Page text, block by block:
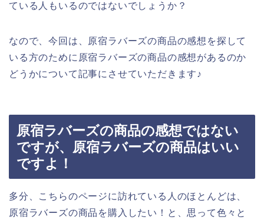
ている人もいるのではないでしょうか？
なので、今回は、原宿ラバーズの商品の感想を探して
いる方のために原宿ラバーズの商品の感想があるのか
どうかについて記事にさせていただきます♪
原宿ラバーズの商品の感想ではない
ですが、原宿ラバーズの商品はいい
ですよ！
多分、こちらのページに訪れている人のほとんどは、
原宿ラバーズの商品を購入したい！と、思って色々と